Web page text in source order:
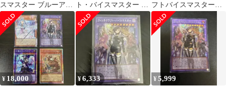
スマスター ブルーアイ
ズ ウルトラ 遊戯王 2枚
セット
ト・バイスマスター 破
械雙王ライゴウ オ
ーバーフレーム
フトバイスマスター
オーバーフレーム シ
ークレット
¥ 18,000 ¥6,333 ¥5,999